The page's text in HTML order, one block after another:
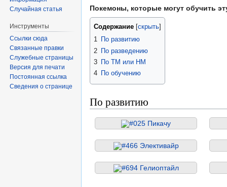
Покемоны, которые могут обучить
Содержание
1 По развитию
2 По разведению
3 По TM или HM
4 По обучению
По развитию
#025 Пикачу
#466 Элективайр
#694 Гелиоптайл
Случайная статья
Инструменты
Ссылки сюда
Связанные правки
Служебные страницы
Версия для печати
Постоянная ссылка
Сведения о странице